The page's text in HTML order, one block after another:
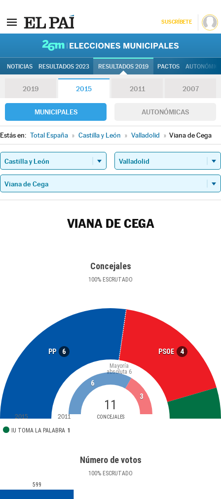
SUSCRÍBETE
NOTICIAS RESULTADOS 2023 RESULTADOS 2019 PACTOS
2019 2015 2011 2007
MUNICIPALES AUTONÓMICAS
Estás en: Total España » Castilla y León » Valladolid » Viana de Cega
VIANA DE CEGA
Concejales
100% ESCRUTADO
PP 6 PSOE 4
11
CONCEJALES
Mayoría
absoluta 6
IU TOMA LA PALABRA 1
6
3
2015 2011
Número de votos
100% ESCRUTADO
599